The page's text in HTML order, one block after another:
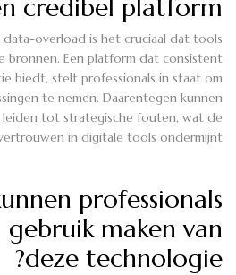
credibel platform?
data-overload is het cruciaal dat tools
bronnen. Een platform dat consistent
biedt, stelt professionals in staat om
te nemen. Daarentegen kunnen
tot strategische fouten, wat de
in digitale tools ondermijnt.
professionals
maken van
deze technologie?